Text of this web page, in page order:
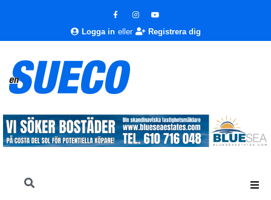
Logga in eller Registrera dig